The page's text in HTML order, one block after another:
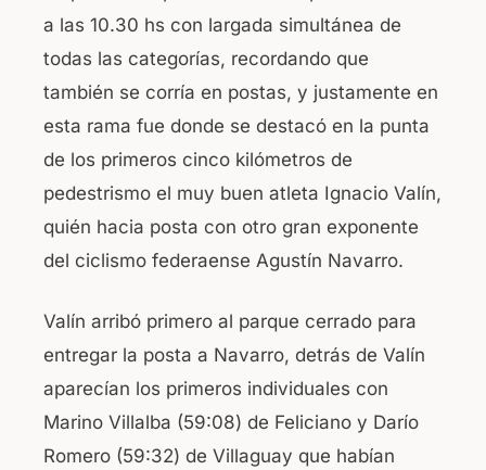
a las 10.30 hs con largada simultánea de
todas las categorías, recordando que
también se corría en postas, y justamente en
esta rama fue donde se destacó en la punta
de los primeros cinco kilómetros de
pedestrismo el muy buen atleta Ignacio Valín,
quién hacia posta con otro gran exponente
del ciclismo federaense Agustín Navarro.
Valín arribó primero al parque cerrado para
entregar la posta a Navarro, detrás de Valín
aparecían los primeros individuales con
Marino Villalba (59:08) de Feliciano y Darío
Romero (59:32) de Villaguay que habían